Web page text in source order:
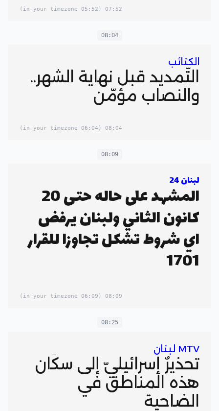
07:52
(05:52 in your timezone)
08:04
الكتائب
التّمديد قبل نهاية الشهر..
والنصاب مؤمّن
08:04
(06:04 in your timezone)
08:09
لبنان 24
المشهد على حاله حتى 20
كانون الثاني ولبنان يرفض
اي شروط تشكل تجاوزا للقرار
1701
08:09
(06:09 in your timezone)
08:25
MTV لبنان
تحذيرٌ إسرائيليّ إلى سكّان
هذه المناطق في
الضاحية